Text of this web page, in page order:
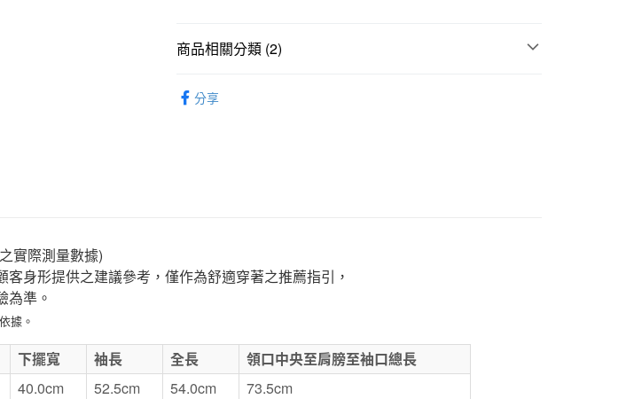
7-11取貨付款
商品相關分類 (2)
分享
實際測量數據)
身形提供之建議參考，僅作為舒適穿著之推薦指引，
為準。
據。
下擺寬 袖長 全長
領口中央至肩膀至袖口總長
40.0cm 52.5cm 54.0cm
73.5cm